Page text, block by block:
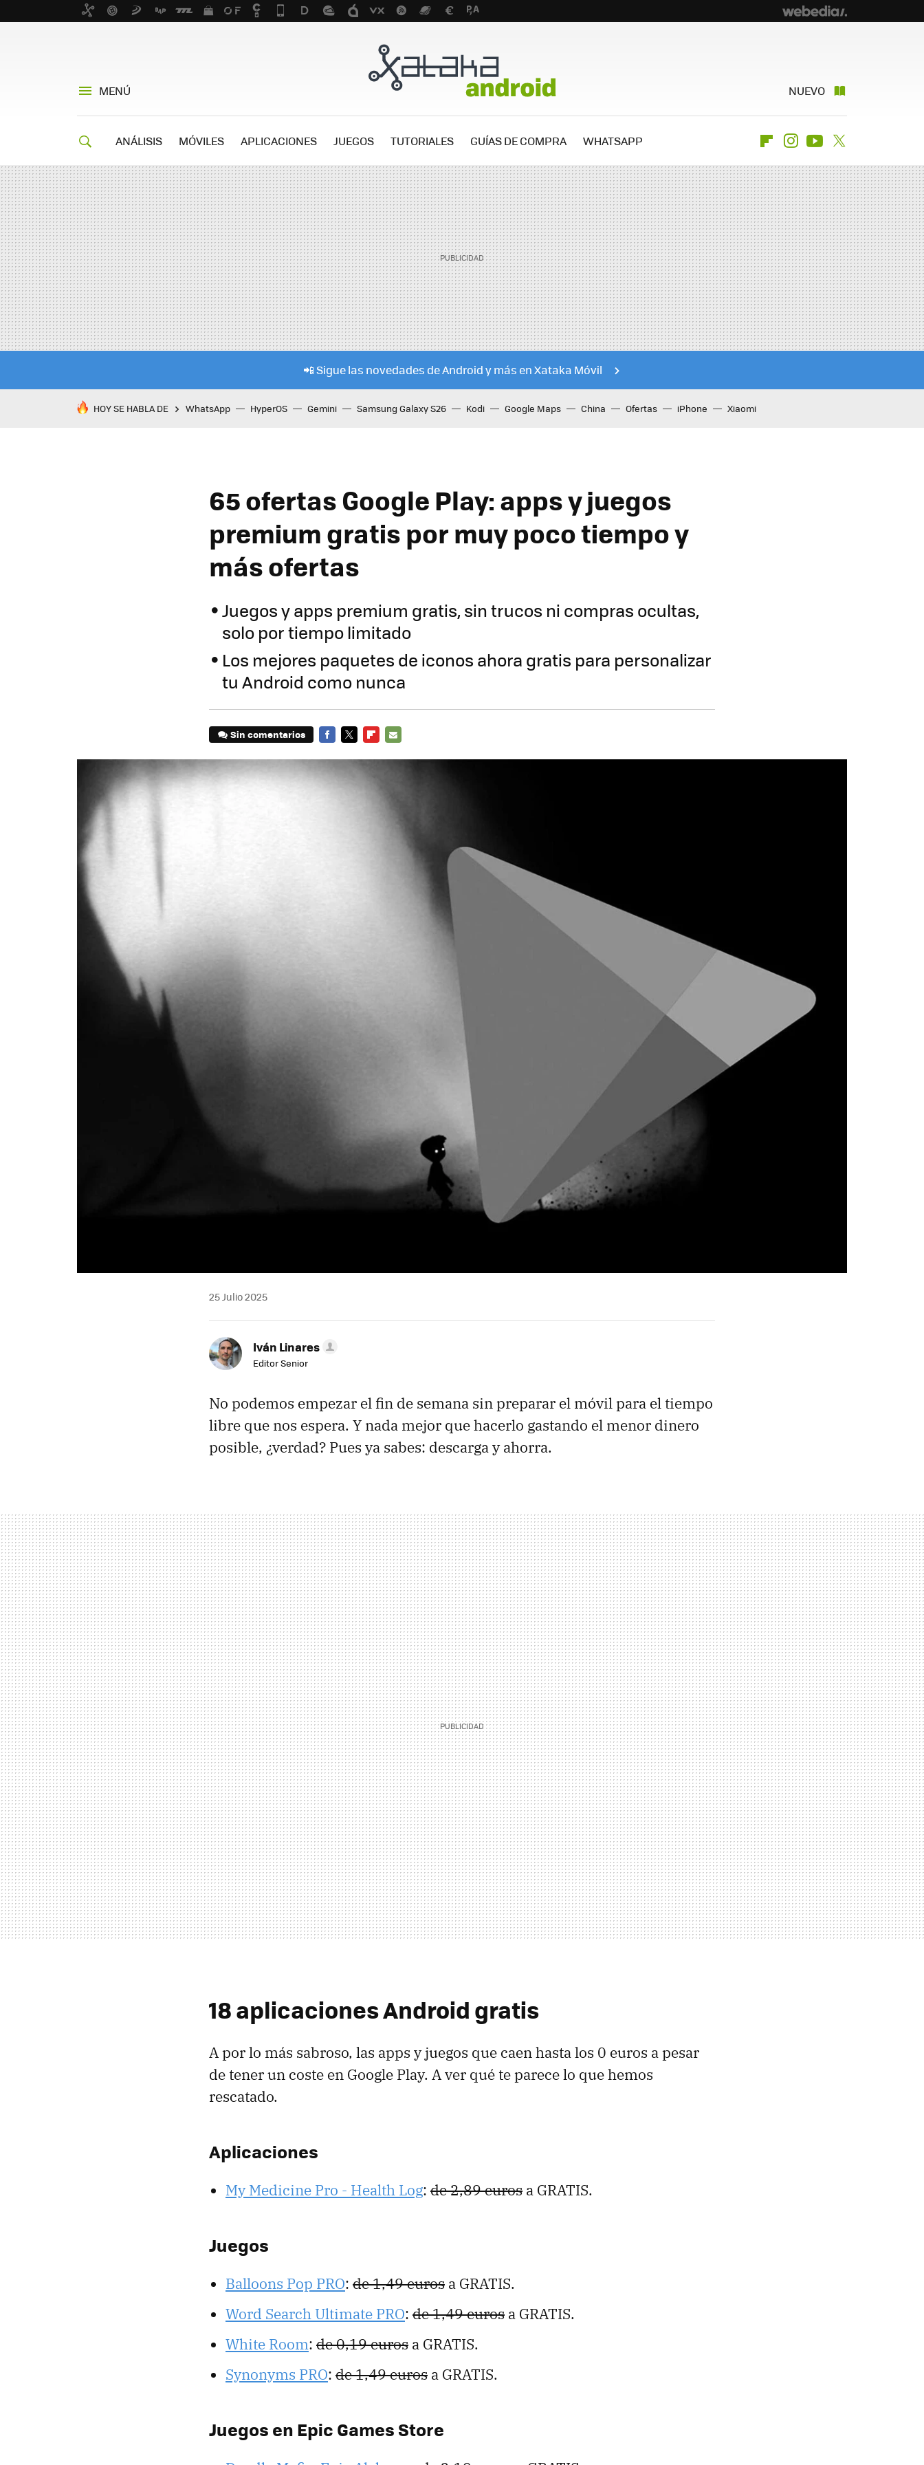
MENÚ NUEVO
ANÁLISIS MÓVILES APLICACIONES JUEGOS TUTORIALES GUÍAS DE COMPRA WHATSAPP FlipboardInstagramYoutube
📲 Sigue las novedades de Android y más en Xataka Móvil
HOY SE HABLA DE WhatsApp HyperOS Gemini Samsung Galaxy S26 Kodi Google Maps China Ofertas iPhone Xiaomi
65 ofertas Google Play: apps y juegos
premium gratis por muy poco tiempo y
más ofertas
Juegos y apps premium gratis, sin trucos ni compras ocultas,
solo por tiempo limitado
Los mejores paquetes de iconos ahora gratis para personalizar
tu Android como nunca
Sin comentarios
25 Julio 2025
Iván Linares
Editor Senior
No podemos empezar el fin de semana sin preparar el móvil para el tiempo
libre que nos espera. Y nada mejor que hacerlo gastando el menor dinero
posible, ¿verdad? Pues ya sabes: descarga y ahorra.
18 aplicaciones Android gratis
A por lo más sabroso, las apps y juegos que caen hasta los 0 euros a pesar
de tener un coste en Google Play. A ver qué te parece lo que hemos
rescatado.
Aplicaciones
My Medicine Pro - Health Log: de 2,89 euros a GRATIS.
Juegos
Balloons Pop PRO: de 1,49 euros a GRATIS.
Word Search Ultimate PRO: de 1,49 euros a GRATIS.
White Room: de 0,19 euros a GRATIS.
Synonyms PRO: de 1,49 euros a GRATIS.
Juegos en Epic Games Store